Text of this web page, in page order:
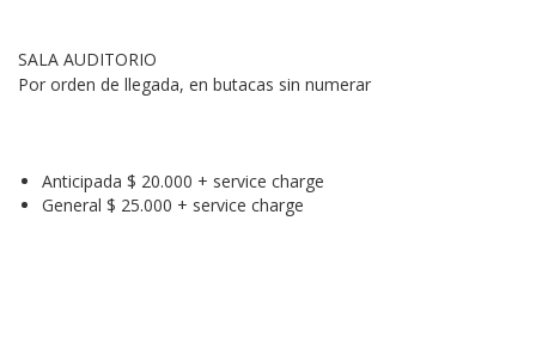
SALA AUDITORIO
Por orden de llegada, en butacas sin numerar
Anticipada $ 20.000 + service charge
General $ 25.000 + service charge